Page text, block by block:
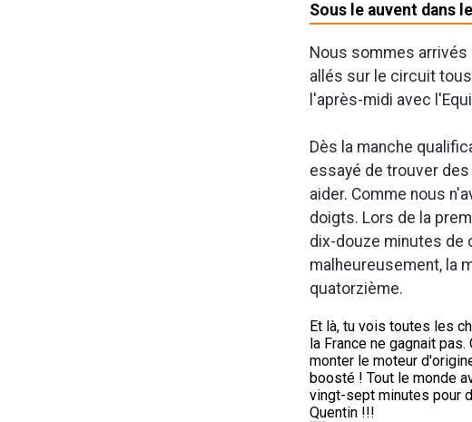
Sous le auvent dans
Nous sommes arrivés
allés sur le circuit
l'après-midi avec
Dès la manche
essayé de trouver
aider. Comme nous
doigts. Lors de la
dix-douze minutes de
malheureusement, la
quatorzième.
Et là, tu vois toutes les
la France ne gagnait
monter le moteur
boosté ! Tout le monde
vingt-sept minutes pour
Quentin !!!